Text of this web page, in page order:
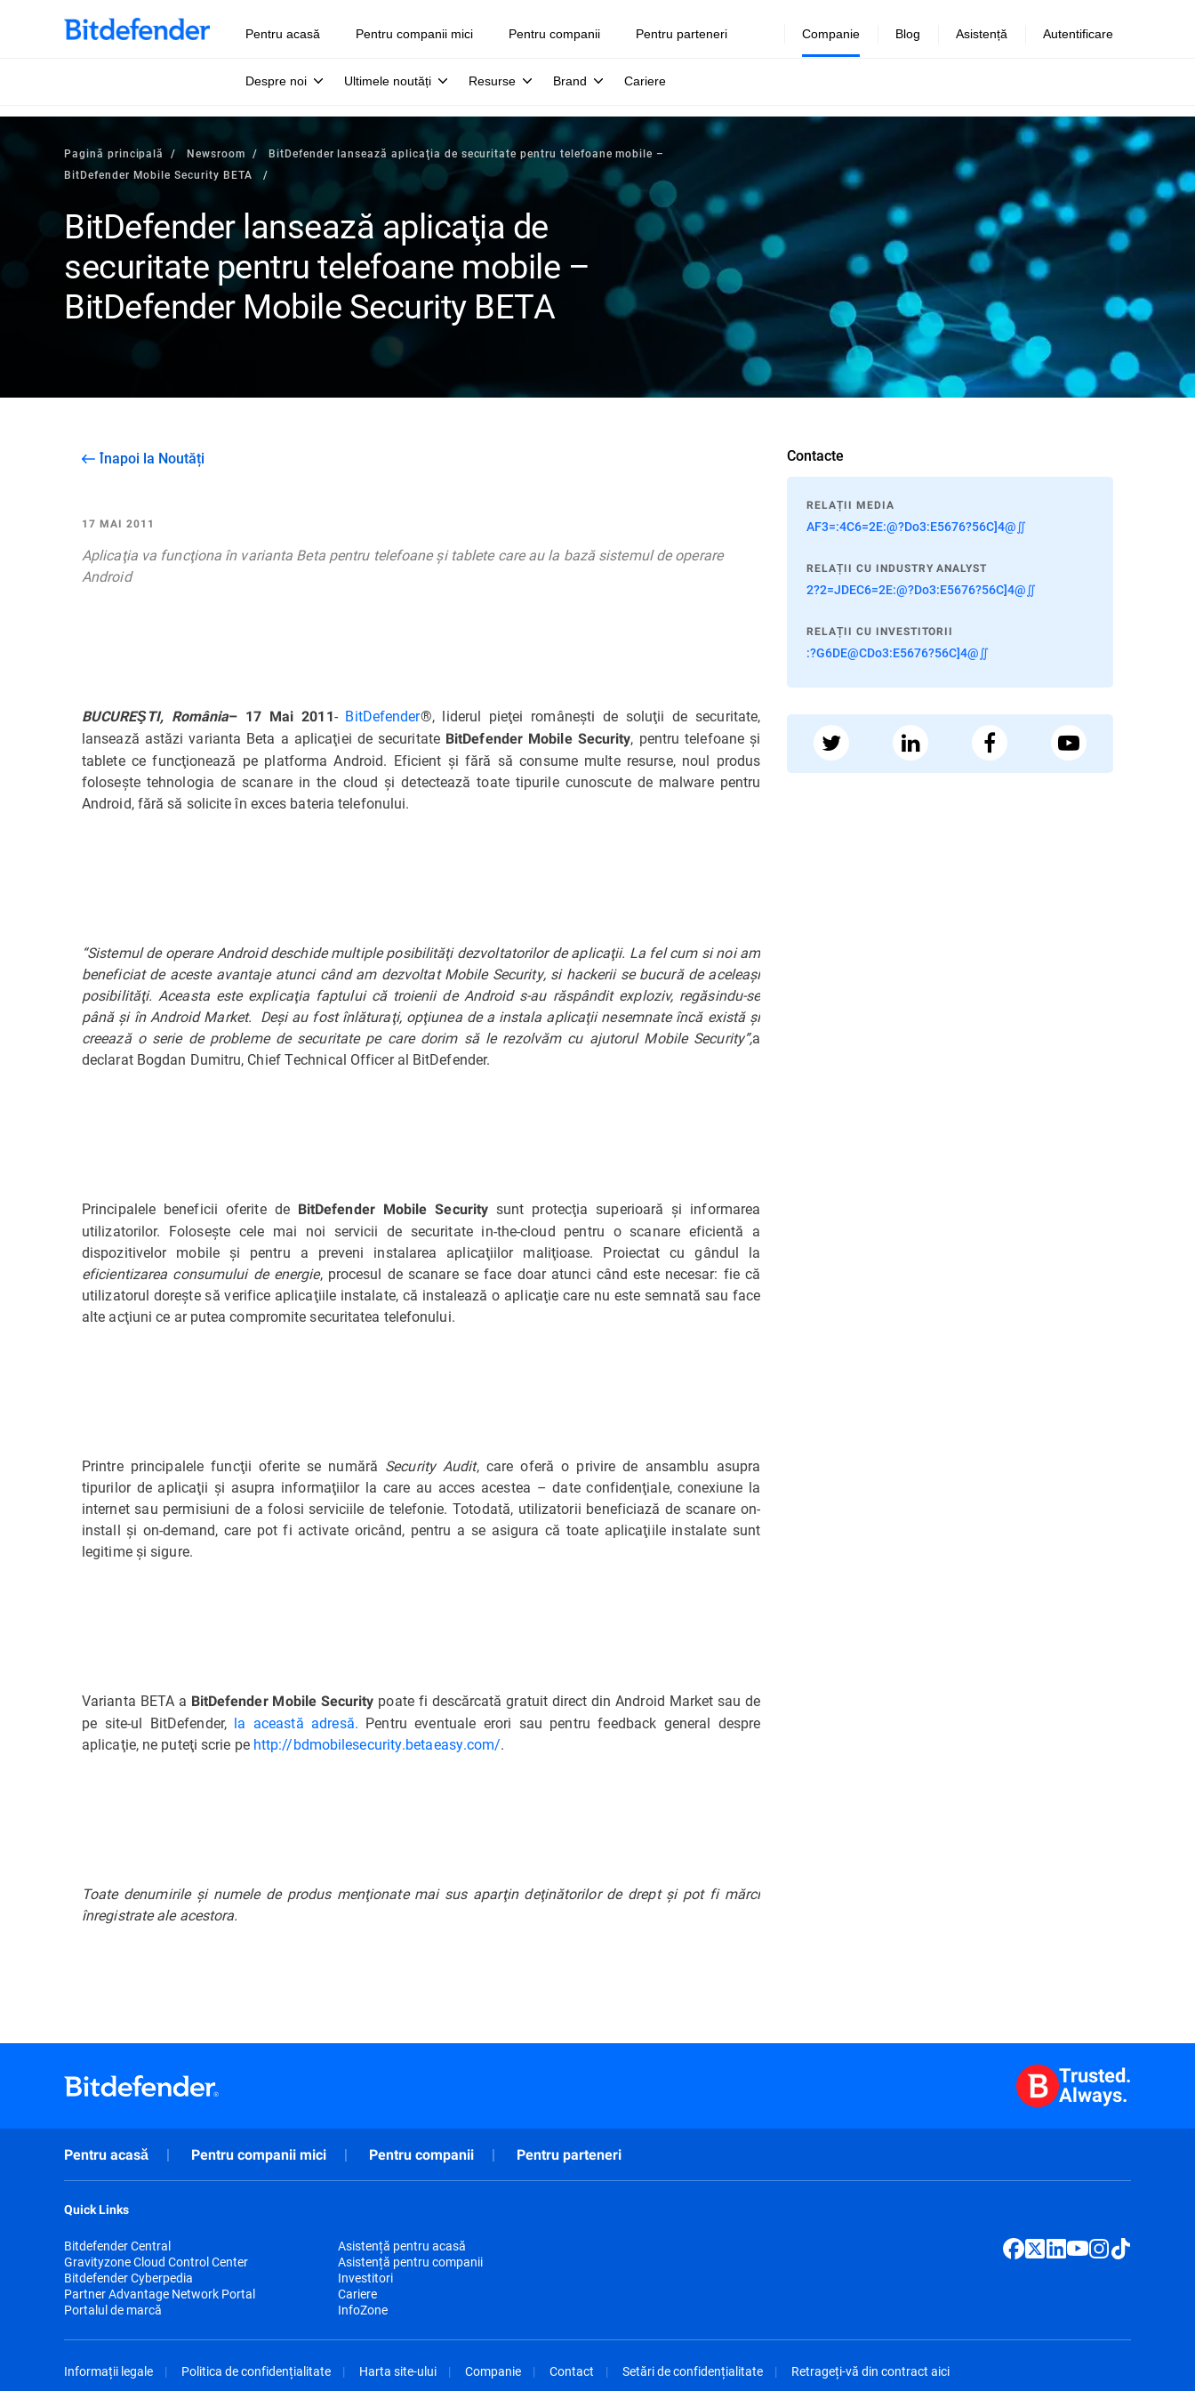
Pentru acasă Pentru companii mici Pentru companii Pentru parteneri Companie
Despre noi Ultimele noutăți Resurse Brand Cariere
Blog Asistență Autentificare
Pagină principală Newsroom
BitDefender lansează aplicaţia de securitate pentru telefoane mobile –
BitDefender Mobile Security BETA
BitDefender lansează aplicaţia de
securitate pentru telefoane mobile –
BitDefender Mobile Security BETA
Înapoi la Noutăți
17 MAI 2011
Aplicaţia va funcţiona în varianta Beta pentru telefoane şi tablete care au la bază sistemul de operare
Android
BUCUREŞTI, România– 17 Mai 2011- BitDefender®, liderul pieţei româneşti de soluţii de securitate,
lansează astăzi varianta Beta a aplicaţiei de securitate BitDefender Mobile Security, pentru telefoane şi
tablete ce funcţionează pe platforma Android. Eficient şi fără să consume multe resurse, noul produs
foloseşte tehnologia de scanare in the cloud şi detectează toate tipurile cunoscute de malware pentru
Android, fără să solicite în exces bateria telefonului.
“Sistemul de operare Android deschide multiple posibilităţi dezvoltatorilor de aplicaţii. La fel cum si noi am
beneficiat de aceste avantaje atunci când am dezvoltat Mobile Security, si hackerii se bucură de aceleaşi
posibilităţi. Aceasta este explicaţia faptului că troienii de Android s-au răspândit exploziv, regăsindu-se
până şi în Android Market. Deşi au fost înlăturaţi, opţiunea de a instala aplicaţii nesemnate încă există şi
creează o serie de probleme de securitate pe care dorim să le rezolvăm cu ajutorul Mobile Security”,a
declarat Bogdan Dumitru, Chief Technical Officer al BitDefender.
Principalele beneficii oferite de BitDefender Mobile Security sunt protecţia superioară şi informarea
utilizatorilor. Foloseşte cele mai noi servicii de securitate in-the-cloud pentru o scanare eficientă a
dispozitivelor mobile şi pentru a preveni instalarea aplicaţiilor maliţioase. Proiectat cu gândul la
eficientizarea consumului de energie, procesul de scanare se face doar atunci când este necesar: fie că
utilizatorul doreşte să verifice aplicaţiile instalate, că instalează o aplicaţie care nu este semnată sau face
alte acţiuni ce ar putea compromite securitatea telefonului.
Printre principalele funcţii oferite se numără Security Audit, care oferă o privire de ansamblu asupra
tipurilor de aplicaţii şi asupra informaţiilor la care au acces acestea – date confidenţiale, conexiune la
internet sau permisiuni de a folosi serviciile de telefonie. Totodată, utilizatorii beneficiază de scanare on-
install şi on-demand, care pot fi activate oricând, pentru a se asigura că toate aplicaţiile instalate sunt
legitime şi sigure.
Varianta BETA a BitDefender Mobile Security poate fi descărcată gratuit direct din Android Market sau de
pe site-ul BitDefender, la această adresă. Pentru eventuale erori sau pentru feedback general despre
aplicaţie, ne puteţi scrie pe http://bdmobilesecurity.betaeasy.com/.
Toate denumirile şi numele de produs menţionate mai sus aparţin deţinătorilor de drept şi pot fi mărci
înregistrate ale acestora.
Contacte
RELAȚII MEDIA
AF3=:4C6=2E:@?Do3:E5676?56C]4@∬
RELAȚII CU INDUSTRY ANALYST
2?2=JDEC6=2E:@?Do3:E5676?56C]4@∬
RELAȚII CU INVESTITORII
:?G6DE@CDo3:E5676?56C]4@∬
Trusted.
Always.
Pentru acasă Pentru companii mici Pentru companii Pentru parteneri
Quick Links
Bitdefender Central
Gravityzone Cloud Control Center
Bitdefender Cyberpedia
Partner Advantage Network Portal
Portalul de marcă
Asistență pentru acasă
Asistență pentru companii
Investitori
Cariere
InfoZone
Informații legale Politica de confidențialitate Harta site-ului Companie Contact Setări de confidențialitate Retrageți-vă din contract aici